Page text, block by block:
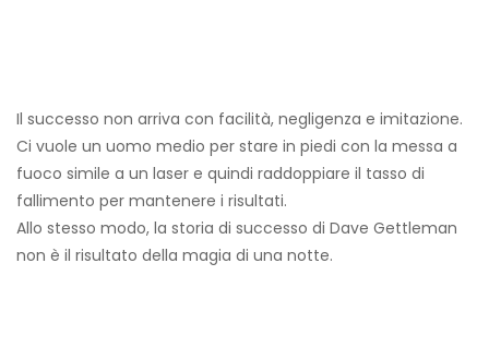
Il successo non arriva con facilità, negligenza e imitazione.
Ci vuole un uomo medio per stare in piedi con la messa a
fuoco simile a un laser e quindi raddoppiare il tasso di
fallimento per mantenere i risultati.
Allo stesso modo, la storia di successo di Dave Gettleman
non è il risultato della magia di una notte.